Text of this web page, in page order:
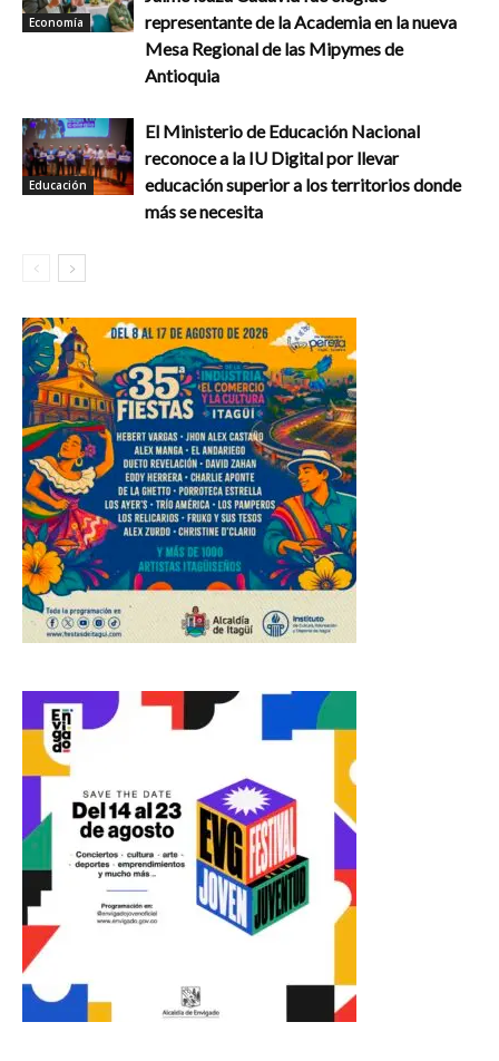
Economía
representante de la Academia en la nueva
Mesa Regional de las Mipymes de
Antioquia
Educación
El Ministerio de Educación Nacional
reconoce a la IU Digital por llevar
educación superior a los territorios donde
más se necesita